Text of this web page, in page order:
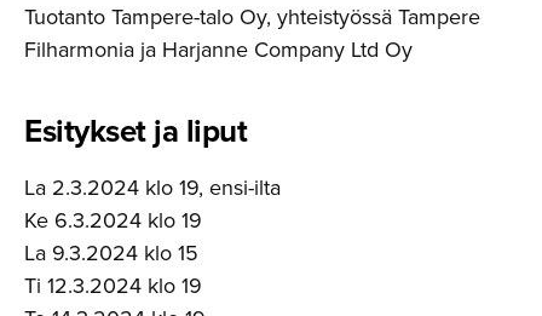
Tuotanto Tampere-talo Oy, yhteistyössä Tampere
Filharmonia ja Harjanne Company Ltd Oy
Esitykset ja liput
La 2.3.2024 klo 19, ensi-ilta
Ke 6.3.2024 klo 19
La 9.3.2024 klo 15
Ti 12.3.2024 klo 19